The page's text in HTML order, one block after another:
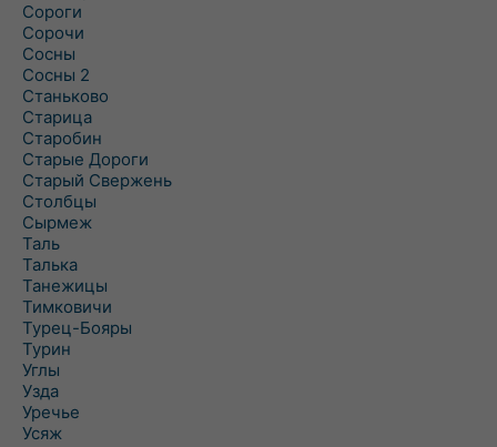
Сороги
Сорочи
Сосны
Сосны 2
Станьково
Старица
Старобин
Старые Дороги
Старый Свержень
Столбцы
Сырмеж
Таль
Талька
Танежицы
Тимковичи
Турец-Бояры
Турин
Углы
Узда
Уречье
Усяж